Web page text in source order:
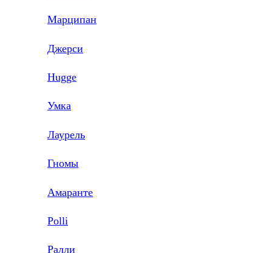
Марципан
Джерси
Hugge
Умка
Лаурель
Гномы
Амаранте
Polli
Ралли